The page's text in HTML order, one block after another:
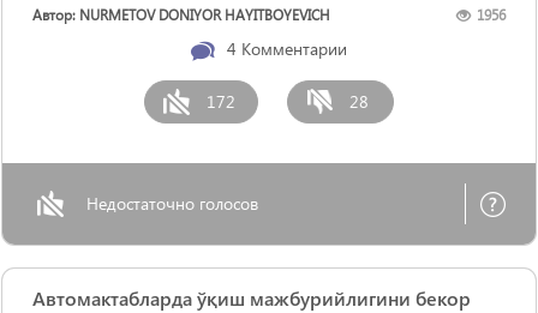
Автор: NURMETOV DONIYOR HAYITBOYEVICH 1956
4 Комментарии
172 28
Недостаточно голосов
Автомактабларда ўқиш мажбурийлигини бeкор